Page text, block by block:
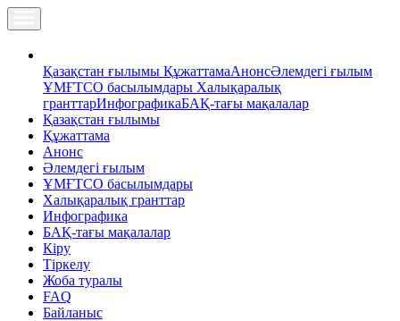
Қазақстан ғылымы ҚұжаттамаАнонсӘлемдегі ғылым
ҰМҒТСО басылымдары Халықаралық
гранттарИнфографикаБАҚ-тағы мақалалар
Қазақстан ғылымы
Құжаттама
Анонс
Әлемдегі ғылым
ҰМҒТСО басылымдары
Халықаралық гранттар
Инфографика
БАҚ-тағы мақалалар
Кіру
Тіркелу
Жоба туралы
FAQ
Байланыс